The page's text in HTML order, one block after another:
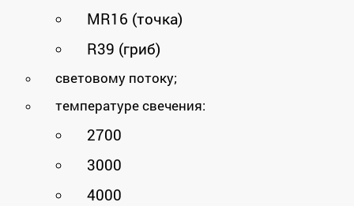
MR16 (точка)
R39 (гриб)
световому потоку;
температуре свечения:
2700
3000
4000